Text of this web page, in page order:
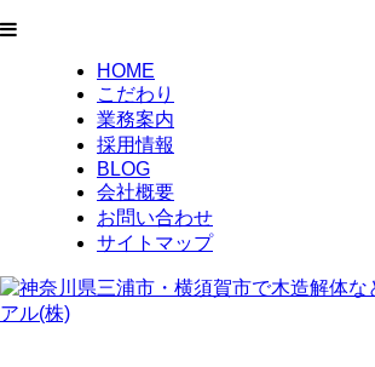
HOME
こだわり
業務案内
採用情報
BLOG
会社概要
お問い合わせ
サイトマップ